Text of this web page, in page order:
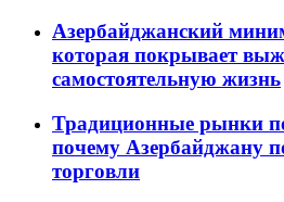
Азербайджанский
которая покрывает
самостоятельную жизнь
Традиционные рынки
почему Азербайджану
торговли